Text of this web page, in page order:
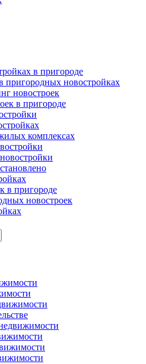
в пригороде
пригородных новостройках
новостроек
в пригороде
комплексах
в пригороде
новостроек